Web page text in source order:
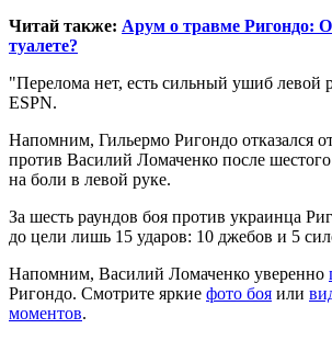
Читай также: Арум о травме Ригондо:
туалете?
"Перелома нет, есть сильный ушиб
ESPN.
Напомним, Гильермо Ригондо отказался
против Василий Ломаченко после
на боли в левой руке.
За шесть раундов боя против украинца
до цели лишь 15 ударов: 10 джебов и 5
Напомним, Василий Ломаченко уверенно
Ригондо. Смотрите яркие фото боя или
моментов.